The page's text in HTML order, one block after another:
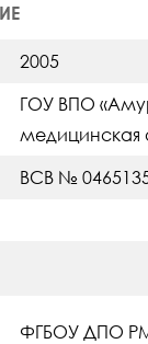
2005
ГОУ ВПО
медицинская
ВСВ №
ФГБОУ ДПО